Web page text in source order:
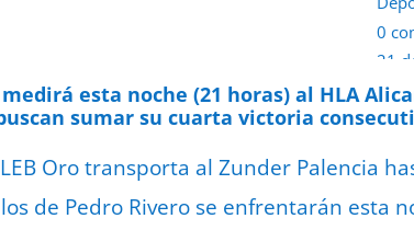
0
21
esta noche (21 horas) al HLA
sumar su cuarta victoria
Oro transporta al Zunder Palencia
de Pedro Rivero se enfrentarán esta